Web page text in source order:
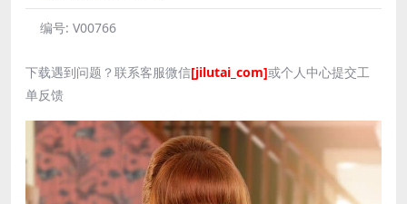
编号: V00766
下载遇到问题？联系客服微信[jilutai_com]或个人中心提交工
单反馈